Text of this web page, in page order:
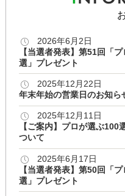
2026年6月2日
【当選者発表】第51回「
選」プレゼント
2025年12月22日
年末年始の営業日のお知ら
2025年12月11日
【ご案内】プロが選ぶ
ついて
2025年6月17日
【当選者発表】第50回「
選」プレゼント